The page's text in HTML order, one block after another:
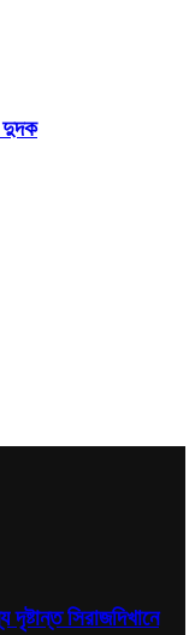
দুদক
সিরাজদিখানে